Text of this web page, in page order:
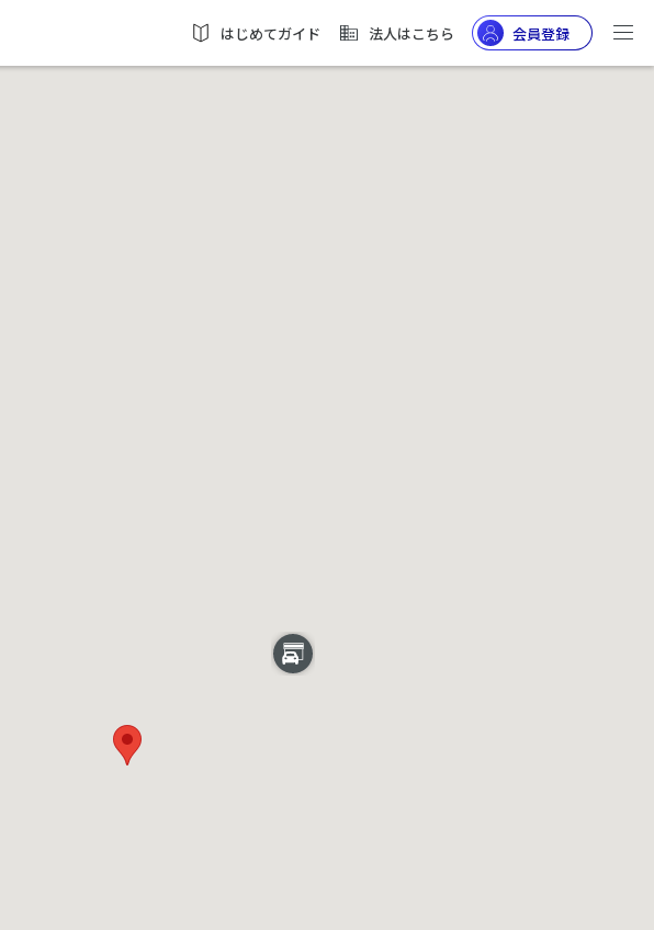
はじめてガイド 法人はこちら 会員登録